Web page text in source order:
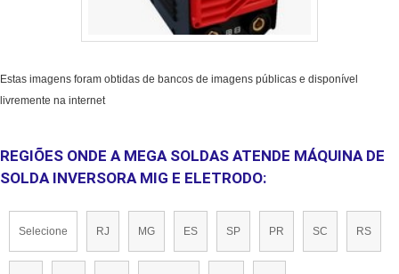
Estas imagens foram obtidas de bancos de imagens públicas e disponível
livremente na internet
REGIÕES ONDE A MEGA SOLDAS ATENDE MÁQUINA DE
SOLDA INVERSORA MIG E ELETRODO:
Selecione RJ MG ES SP PR SC RS